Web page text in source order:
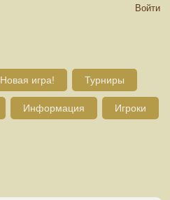
Войти
Новая игра! Турниры
Информация Игроки